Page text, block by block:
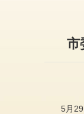
市
5月